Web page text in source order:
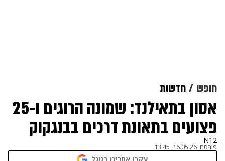
חופש חדשות
אסון בתאילנד: שמונה הרוגים ו-25
פצועים בתאונת דרכים בבנגקוק
N12
פורסם: 16.05.26, 13:45